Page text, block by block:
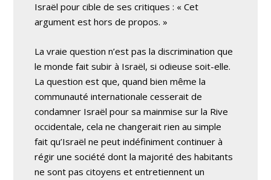
Israël pour cible de ses critiques : « Cet
argument est hors de propos. »
La vraie question n’est pas la discrimination que
le monde fait subir à Israël, si odieuse soit-elle.
La question est que, quand bien même la
communauté internationale cesserait de
condamner Israël pour sa mainmise sur la Rive
occidentale, cela ne changerait rien au simple
fait qu’Israël ne peut indéfiniment continuer à
régir une société dont la majorité des habitants
ne sont pas citoyens et entretiennent un